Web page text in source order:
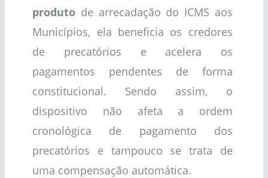
produto de arrecadação do ICMS aos
Municípios, ela beneficia os credores
de precatórios e acelera os
pagamentos pendentes de forma
constitucional. Sendo assim, o
dispositivo não afeta a ordem
cronológica de pagamento dos
precatórios e tampouco se trata de
uma compensação automática.